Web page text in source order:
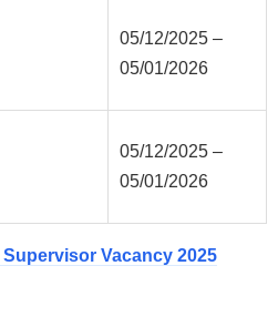
05/12/2025 –
05/01/2026
05/12/2025 –
05/01/2026
Vacancy 2025